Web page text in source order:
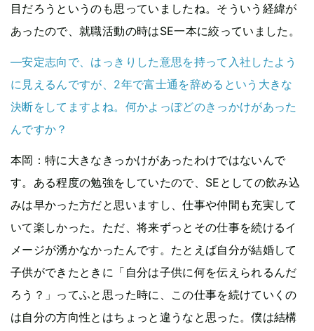
目だろうというのも思っていましたね。そういう経緯が
あったので、就職活動の時はSE一本に絞っていました。
―安定志向で、はっきりした意思を持って入社したよう
に見えるんですが、2年で富士通を辞めるという大きな
決断をしてますよね。何かよっぽどのきっかけがあった
んですか？
本岡 ：特に大きなきっかけがあったわけではないんで
す。ある程度の勉強をしていたので、SEとしての飲み込
みは早かった方だと思いますし、仕事や仲間も充実して
いて楽しかった。ただ、将来ずっとその仕事を続けるイ
メージが湧かなかったんです。たとえば自分が結婚して
子供ができたときに「自分は子供に何を伝えられるんだ
ろう？」ってふと思った時に、この仕事を続けていくの
は自分の方向性とはちょっと違うなと思った。僕は結構